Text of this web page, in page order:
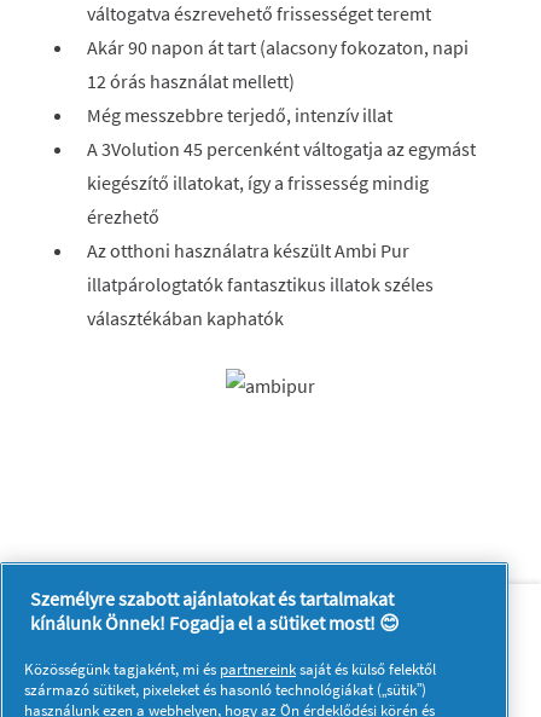
váltogatva észrevehető frissességet teremt
Akár 90 napon át tart (alacsony fokozaton, napi
12 órás használat mellett)
Még messzebbre terjedő, intenzív illat
A 3Volution 45 percenként váltogatja az egymást
kiegészítő illatokat, így a frissesség mindig
érezhető
Az otthoni használatra készült Ambi Pur
illatpárologtatók fantasztikus illatok széles
választékában kaphatók
Rólunk
Kapcsolatfelvétel
A pg.com felkeresése
Kövessen minket:
Személyre szabott ajánlatokat és tartalmakat
kínálunk Önnek! Fogadja el a sütiket most! 😊
Közösségünk tagjaként, mi és partnereinksaját és külső felektől
származó sütiket, pixeleket és hasonló technológiákat („sütik”)
használunk ezen a webhelyen, hogy az Ön érdeklődési körén és